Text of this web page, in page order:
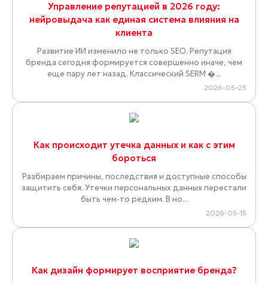
Управление репутацией в 2026 году:
нейровыдача как единая система влияния на
клиента
Развитие ИИ изменило не только SEO. Репутация
бренда сегодня формируется совершенно иначе, чем
еще пару лет назад. Классический SERM �...
2026-05-23
Как происходит утечка данных и как с этим
бороться
Разбираем причины, последствия и доступные способы
защитить себя. Утечки персональных данных перестали
быть чем-то редким. В но...
2026-05-15
Как дизайн формирует восприятие бренда?